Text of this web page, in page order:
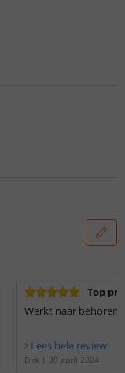
Top
Werkt naar behoren!
Lees hele review
Dirk| 30 april 2024